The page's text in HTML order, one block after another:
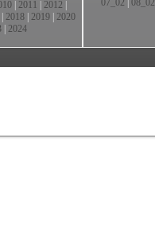
2011 2012
2018 2019 2020
| 2024
07_02
08_02